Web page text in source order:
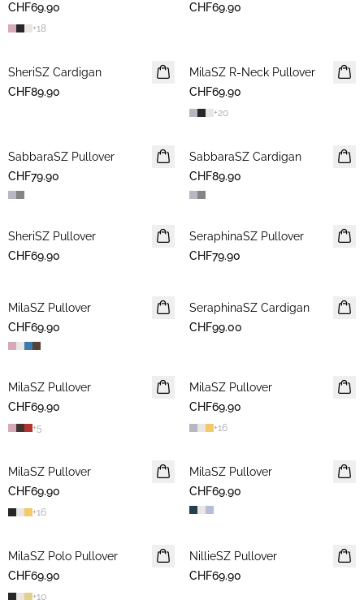
2 FOR 120 CHF
CHF69.90
+18
CHF69.90
NEUHEIT
SheriSZ Cardigan
CHF89.90
NEUHEIT
2 FOR 120 CHF
MilaSZ R-Neck Pullover
CHF69.90
+20
NEUHEIT
SabbaraSZ Pullover
CHF79.90
NEUHEIT
SabbaraSZ Cardigan
CHF89.90
NEUHEIT
SheriSZ Pullover
CHF69.90
NEUHEIT
SeraphinaSZ Pullover
CHF79.90
NEUHEIT
2 FOR 120 CHF
MilaSZ Pullover
CHF69.90
NEUHEIT
SeraphinaSZ Cardigan
CHF99.00
NEUHEIT
2 FOR 120 CHF
MilaSZ Pullover
CHF69.90
+5
NEUHEIT
2 FOR 120 CHF
MilaSZ Pullover
CHF69.90
+16
2 FOR 120 CHF
MilaSZ Pullover
CHF69.90
+16
2 FOR 120 CHF
MilaSZ Pullover
CHF69.90
2 FOR 120 CHF
MilaSZ Polo Pullover
CHF69.90
+10
NEUHEIT
2 FOR 120 CHF
NillieSZ Pullover
CHF69.90